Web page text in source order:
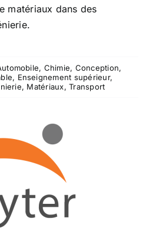
matériaux dans des
, Chimie, Conception,
, Enseignement supérieur,
, Matériaux,Transport
Jupyter